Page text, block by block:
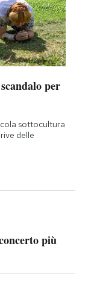
per
sottocultura
delle
più